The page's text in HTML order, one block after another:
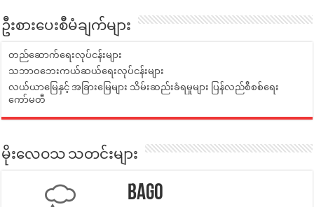
ဦးစားပေးစီမံချက်များ
တည်ဆောက်ရေးလုပ်ငန်းများ
သဘာဝဘေးကယ်ဆယ်ရေးလုပ်ငန်းများ
လယ်ယာမြေနှင့် အခြားမြေများ သိမ်းဆည်းခံရမှုများ ပြန်လည်စီစစ်ရေး
ကော်မတီ
မိုးလေဝသ သတင်းများ
Bago